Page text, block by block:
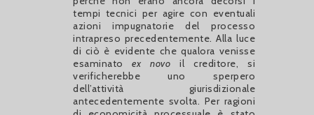
tempi tecnici per agire con eventuali
azioni impugnatorie del processo
intrapreso precedentemente. Alla luce
di ciò è evidente che qualora venisse
esaminatoex novo il creditore, si
verificherebbe uno sperpero
dell’attività giurisdizionale
antecedentemente svolta. Per ragioni